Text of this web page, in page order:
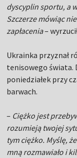
dyscyplin sportu, a
Szczerze mówiąc
zapłacenia–
Ukrainka przyznał
tenisowego świata.
poniedziałek przy
barwach.
– Ciężko jest
rozumieją twojej
tym ciężko. Myślę,
mną rozmawiało i